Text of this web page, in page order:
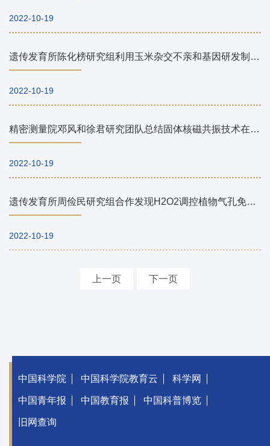
2022-10-19
遗传发育所陈化榜研究组利用玉米杂交不亲和基因研发制种新技术
2022-10-19
精密测量院邓风和徐君研究团队总结固体核磁共振技术在分子筛催化剂领域的最新研究进展
2022-10-19
遗传发育所周俭民研究组合作发现H2O2调控植物气孔免疫的分子机制
2022-10-19
上一页 下一页
中国科学院 中国科学院教育云 科学网
中国青年报 中国教育报 中国科普博览
旧网查询